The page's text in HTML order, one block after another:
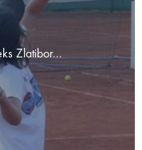
Zlatibor...